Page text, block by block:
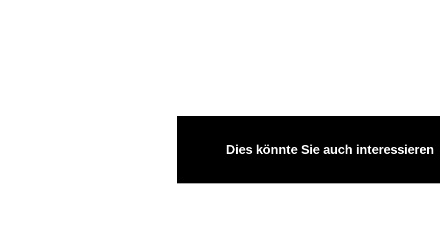
Dies könnte Sie auch interessieren